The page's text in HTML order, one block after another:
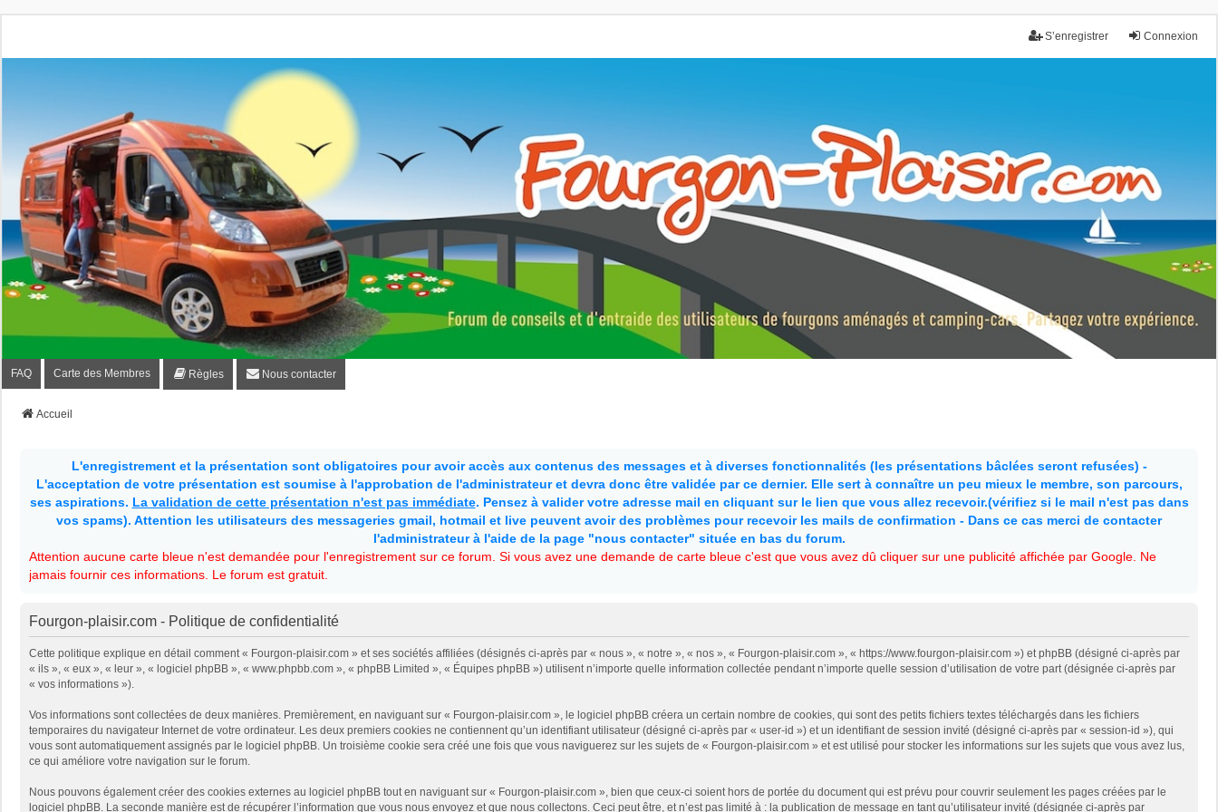
Connexion
S’enregistrer
Fourgon-plaisir.com
Forum de conseils et d'entraide des utilisateurs de fourgons, fourgons aménagés, vans et de camping-car. Partagez votre expérience.
FAQ Carte des Membres Règles Nous contacter
Accueil
L'enregistrement et la présentation sont obligatoires pour avoir accès aux contenus des messages et à diverses fonctionnalités (les présentations bâclées seront refusées) -
L'acceptation de votre présentation est soumise à l'approbation de l'administrateur et devra donc être validée par ce dernier. Elle sert à connaître un peu mieux le membre, son parcours,
ses aspirations. La validation de cette présentation n'est pas immédiate. Pensez à valider votre adresse mail en cliquant sur le lien que vous allez recevoir.(vérifiez si le mail n'est pas dans
vos spams). Attention les utilisateurs des messageries gmail, hotmail et live peuvent avoir des problèmes pour recevoir les mails de confirmation - Dans ce cas merci de contacter
l'administrateur à l'aide de la page "nous contacter" située en bas du forum.
Attention aucune carte bleue n'est demandée pour l'enregistrement sur ce forum. Si vous avez une demande de carte bleue c'est que vous avez dû cliquer sur une publicité affichée par Google. Ne
jamais fournir ces informations. Le forum est gratuit.
Fourgon-plaisir.com - Politique de confidentialité
Cette politique explique en détail comment « Fourgon-plaisir.com » et ses sociétés affiliées (désignés ci-après par « nous », « notre », « nos », « Fourgon-plaisir.com », « https://www.fourgon-plaisir.com ») et phpBB (désigné ci-après par
« ils », « eux », « leur », « logiciel phpBB », « www.phpbb.com », « phpBB Limited », « Équipes phpBB ») utilisent n’importe quelle information collectée pendant n’importe quelle session d’utilisation de votre part (désignée ci-après par
« vos informations »).
Vos informations sont collectées de deux manières. Premièrement, en naviguant sur « Fourgon-plaisir.com », le logiciel phpBB créera un certain nombre de cookies, qui sont des petits fichiers textes téléchargés dans les fichiers
temporaires du navigateur Internet de votre ordinateur. Les deux premiers cookies ne contiennent qu’un identifiant utilisateur (désigné ci-après par « user-id ») et un identifiant de session invité (désigné ci-après par « session-id »), qui
vous sont automatiquement assignés par le logiciel phpBB. Un troisième cookie sera créé une fois que vous naviguerez sur les sujets de « Fourgon-plaisir.com » et est utilisé pour stocker les informations sur les sujets que vous avez lus,
ce qui améliore votre navigation sur le forum.
Nous pouvons également créer des cookies externes au logiciel phpBB tout en naviguant sur « Fourgon-plaisir.com », bien que ceux-ci soient hors de portée du document qui est prévu pour couvrir seulement les pages créées par le
logiciel phpBB. La seconde manière est de récupérer l’information que vous nous envoyez et que nous collectons. Ceci peut être, et n’est pas limité à : la publication de message en tant qu’utilisateur invité (désignée ci-après par